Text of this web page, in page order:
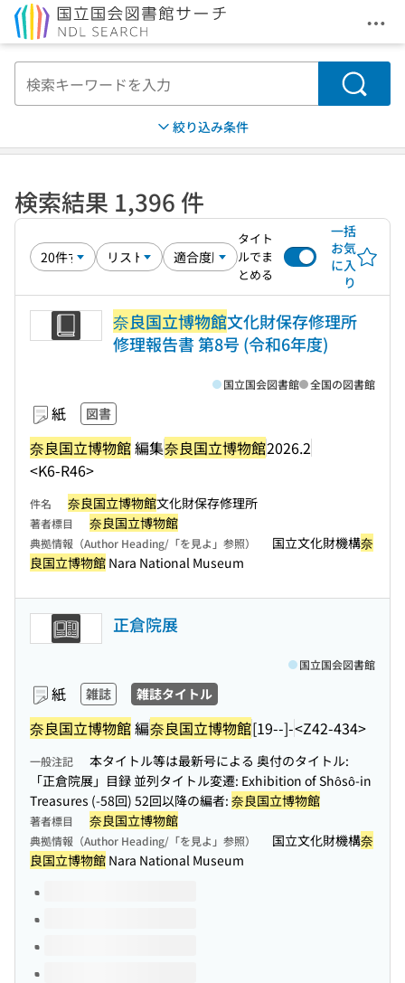
メ
検索
絞り込み条件
検索結果 1,396 件
タイト
ルでま
とめる
一括
お気
に入
り
奈良国立博物館文化財保存修理所
修理報告書 第8号 (令和6年度)
紙 図書
奈良国立博物館編集奈良国立博物館2026.2
<K6-R46>
国立国会図書館 全国の図書館
件名 奈良国立博物館文化財保存修理所
著者標目 奈良国立博物館
典拠情報（Author Heading/「を見よ」参照） 国立文化財機構奈
良国立博物館 Nara National Museum
正倉院展
紙 雑誌 雑誌タイトル
奈良国立博物館編奈良国立博物館[19--]-<Z42-434>
国立国会図書館
一般注記
本タイトル等は最新号による 奥付のタイトル:
「正倉院展」目録 並列タイトル変遷: Exhibition of Shôsô-in
Treasures (-58回) 52回以降の編者: 奈良国立博物館
著者標目 奈良国立博物館
典拠情報（Author Heading/「を見よ」参照） 国立文化財機構奈
良国立博物館 Nara National Museum
このタイトルの巻号